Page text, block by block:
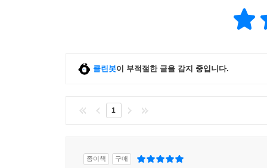
클린봇이 부적절한 글을 감지 중입니다.
1
종이책 구매